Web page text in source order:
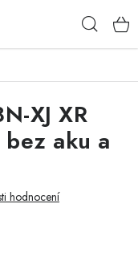
XJ XR
aku a
hodnocení